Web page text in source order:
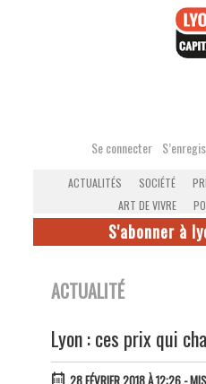
Se connecter
ACTUALITÉS SOCIÉTÉ
ART DE VIVRE
S'abonner à
ACTUALITÉ
Lyon : ces prix qui